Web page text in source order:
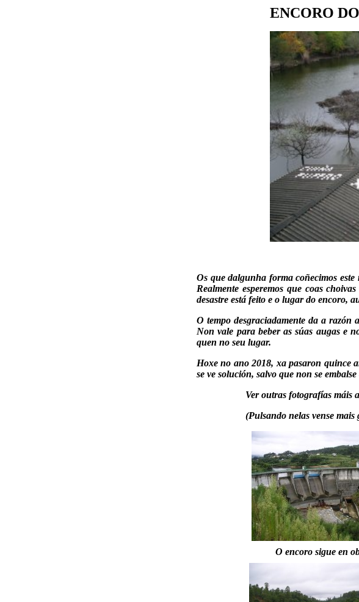
ENCORO
Os que dalgunha forma coñecimos este
Realmente esperemos que coas
desastre está feito e o lugar do encoro,
O tempo desgraciadamente da a razón
Non vale para beber as súas augas e
quen no seu lugar.
Hoxe no ano 2018, xa pasaron quince
se ve solución, salvo que non se
Ver outras fotografías máis
(Pulsando nelas vense mais
O encoro sigue en